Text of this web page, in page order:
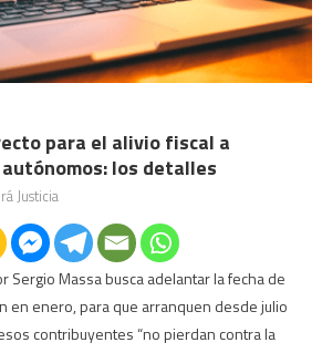
para el alivio fiscal a
los detalles
Justicia
Sergio Massa busca adelantar la fecha de
en enero, para que arranquen desde julio
contribuyentes “no pierdan contra la